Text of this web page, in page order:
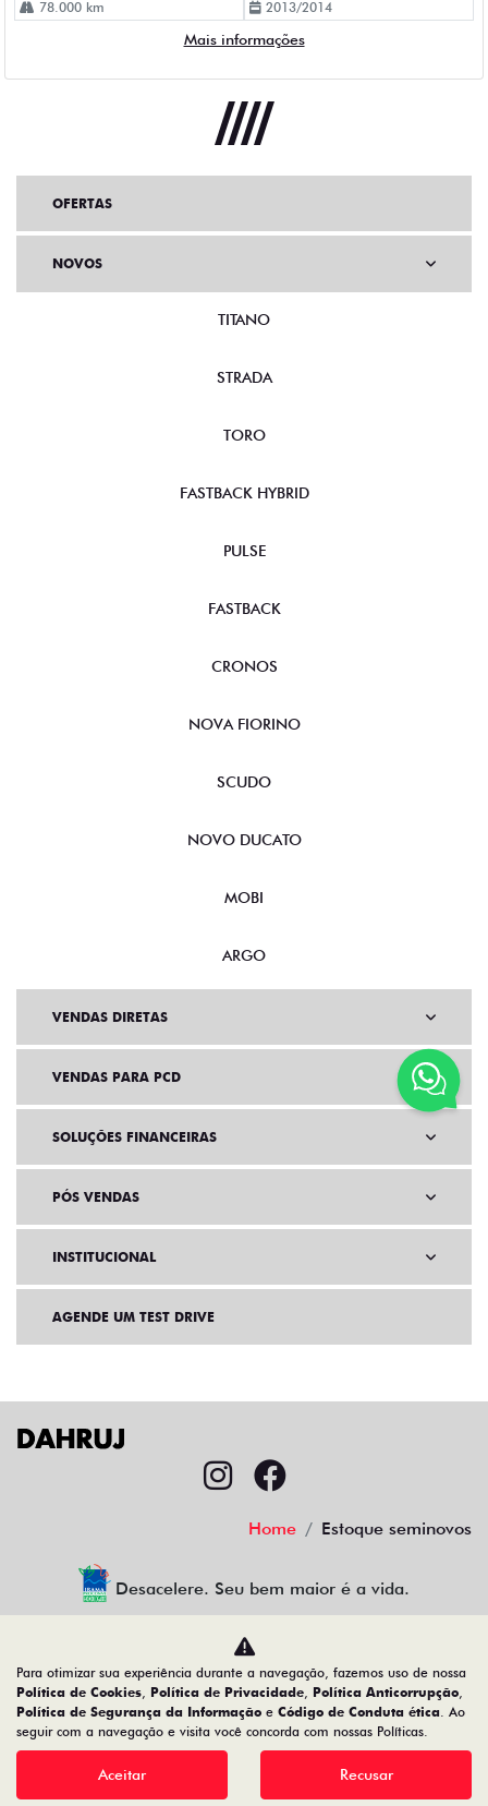
OFERTAS
NOVOS
TITANO
STRADA
TORO
FASTBACK HYBRID
PULSE
FASTBACK
CRONOS
NOVA FIORINO
SCUDO
NOVO DUCATO
MOBI
ARGO
VENDAS DIRETAS
VENDAS PARA PCD
SOLUÇÕES FINANCEIRAS
PÓS VENDAS
INSTITUCIONAL
AGENDE UM TEST DRIVE
Home Estoque seminovos
Desacelere. Seu bem maior é a vida.
CMJ Comércio de Veículos Ltda
05.026.792/0024-83
Desenvolvido pela DEALERSPACE ® Direitos Reservados.
Para otimizar sua experiência durante a navegação, fazemos uso de nossa
Política de Cookies, Política de Privacidade, Política Anticorrupção,
Política de Segurança da Informação e Código de Conduta ética. Ao
seguir com a navegação e visita você concorda com nossas Políticas.
Aceitar Recusar